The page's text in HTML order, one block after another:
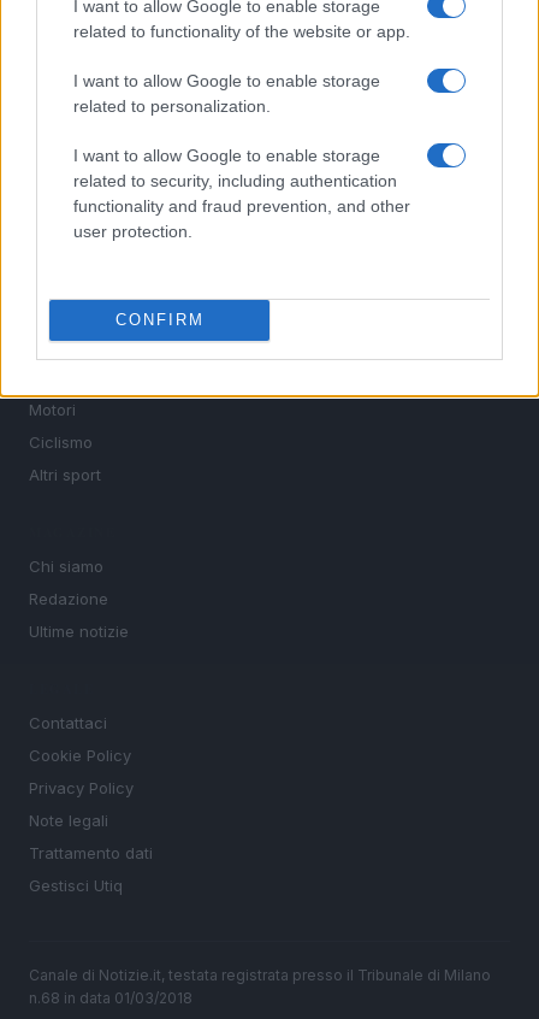
I want to allow Google to enable storage
related to functionality of the website or app.
I want to allow Google to enable storage
related to personalization.
I want to allow Google to enable storage
related to security, including authentication
functionality and fraud prevention, and other
user protection.
CONFIRM
calcio, basket, tennis, ciclismo, motori, Formula 1,
MotoGP e Olimpiadi. Le ultime news dalle competizioni
interviste ai protagonisti e i risultati in tempo reale di tutte
le discipline che fanno emozionare gli appassionati di
Tennis
Motori
Ciclismo
Altri sport
Chi siamo
Redazione
Ultime notizie
Contattaci
Cookie Policy
Privacy Policy
Note legali
Trattamento dati
Gestisci Utiq
Canale di Notizie.it, testata registrata presso il Tribunale di Milano
n.68 in data 01/03/2018